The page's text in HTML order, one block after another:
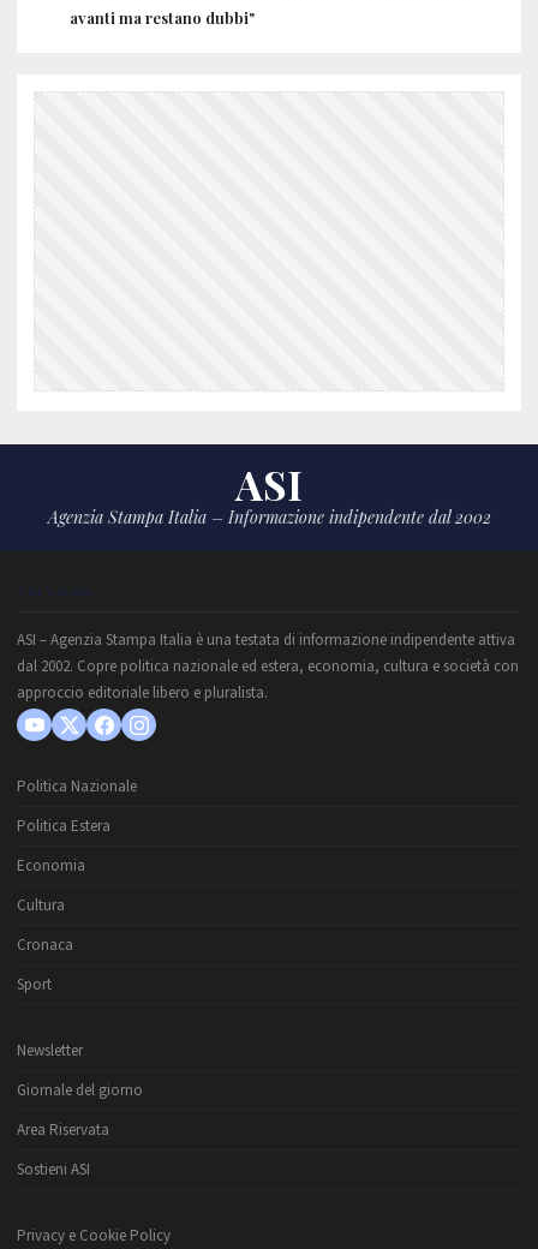
avanti ma restano dubbi"
ASI
Agenzia Stampa Italia – Informazione indipendente dal 2002
CHI SIAMO
ASI – Agenzia Stampa Italia è una testata di informazione indipendente attiva
dal 2002. Copre politica nazionale ed estera, economia, cultura e società con
approccio editoriale libero e pluralista.
Politica Nazionale
Politica Estera
Economia
Cultura
Cronaca
Sport
Newsletter
Giornale del giorno
Area Riservata
Sostieni ASI
Privacy e Cookie Policy